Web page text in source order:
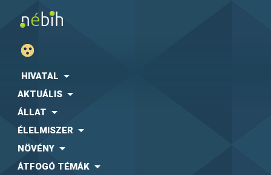
HIVATAL
AKTUÁLIS
ÁLLAT
ÉLELMISZER
NÖVÉNY
ÁTFOGÓ TÉMÁK